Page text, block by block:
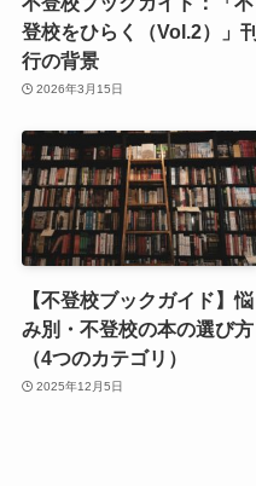
登校をひらく（Vol.2）」刊
行の背景
2026年3月15日
【不登校ブックガイド】悩
み別・不登校の本の選び方
（4つのカテゴリ）
2025年12月5日